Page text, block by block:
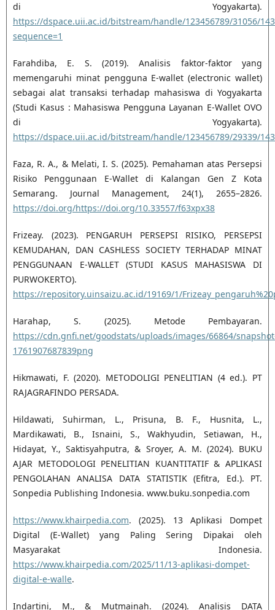
di Yogyakarta).
https://dspace.uii.ac.id/bitstream/handle/123456789/31056/
sequence=1
Farahdiba, E. S. (2019). Analisis faktor-faktor yang
memengaruhi minat pengguna E-wallet (electronic wallet)
sebagai alat transaksi terhadap mahasiswa di Yogyakarta
(Studi Kasus : Mahasiswa Pengguna Layanan E-Wallet OVO
di Yogyakarta).
https://dspace.uii.ac.id/bitstream/handle/123456789/29339/
Faza, R. A., & Melati, I. S. (2025). Pemahaman atas Persepsi
Risiko Penggunaan E-Wallet di Kalangan Gen Z Kota
Semarang. Journal Management, 24(1), 2655–2826.
https://doi.org/https://doi.org/10.33557/f63xpx38
Frizeay. (2023). PENGARUH PERSEPSI RISIKO, PERSEPSI
KEMUDAHAN, DAN CASHLESS SOCIETY TERHADAP MINAT
PENGGUNAAN E-WALLET (STUDI KASUS MAHASISWA DI
PURWOKERTO).
https://repository.uinsaizu.ac.id/19169/1/
Harahap, S. (2025). Metode Pembayaran.
https://cdn.gnfi.net/goodstats/uploads/images/66864/
1761907687839png
Hikmawati, F. (2020). METODOLIGI PENELITIAN (4 ed.). PT
RAJAGRAFINDO PERSADA.
Hildawati, Suhirman, L., Prisuna, B. F., Husnita, L.,
Mardikawati, B., Isnaini, S., Wakhyudin, Setiawan, H.,
Hidayat, Y., Saktisyahputra, & Sroyer, A. M. (2024). BUKU
AJAR METODOLOGI PENELITIAN KUANTITATIF & APLIKASI
PENGOLAHAN ANALISA DATA STATISTIK (Efitra, Ed.). PT.
Sonpedia Publishing Indonesia. www.buku.sonpedia.com
https://www.khairpedia.com. (2025). 13 Aplikasi Dompet
Digital (E-Wallet) yang Paling Sering Dipakai oleh
Masyarakat Indonesia.
https://www.khairpedia.com/2025/11/13-aplikasi-dompet-
digital-e-walle.
Indartini, M., & Mutmainah. (2024). Analisis DATA